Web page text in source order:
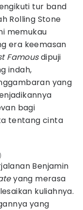
tur band
Rolling Stone
memukau
era keemasan
Famousdipuji
indah,
yang
bagi
tentang cinta
Benjamin
yang merasa
kuliahnya.
yang